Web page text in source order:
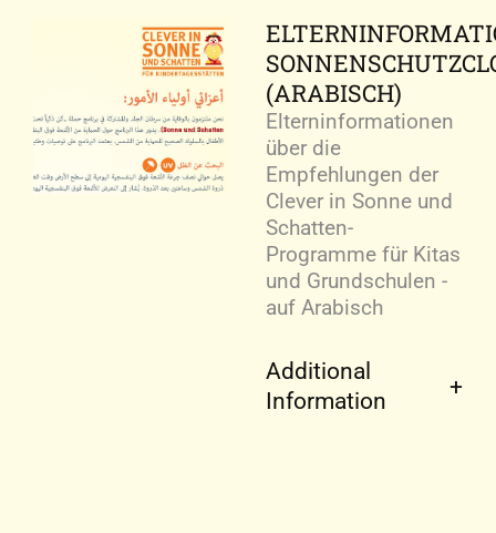
(ARABISCH)
Elterninformationen
über die
Empfehlungen der
Clever in Sonne und
Schatten-
Programme für Kitas
und Grundschulen -
auf Arabisch
Additional
Information